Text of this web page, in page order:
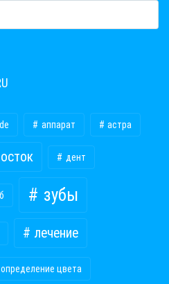
аппарат астра
дент
зубы
лечение
определение цвета